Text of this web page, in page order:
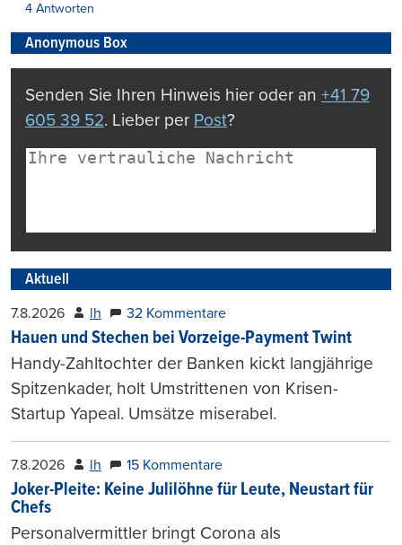
4 Antworten
Anonymous Box
Senden Sie Ihren Hinweis hier oder an +41 79
605 39 52. Lieber per Post?
Aktuell
7.8.2026 lh 32 Kommentare
Hauen und Stechen bei Vorzeige-Payment Twint
Handy-Zahltochter der Banken kickt langjährige
Spitzenkader, holt Umstrittenen von Krisen-
Startup Yapeal. Umsätze miserabel.
7.8.2026 lh 15 Kommentare
Joker-Pleite: Keine Julilöhne für Leute, Neustart für
Chefs
Personalvermittler bringt Corona als